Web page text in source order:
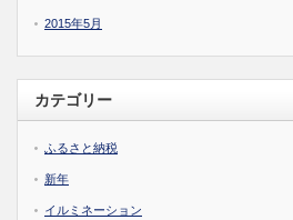
2015年5月
カテゴリー
ふるさと納税
新年
イルミネーション